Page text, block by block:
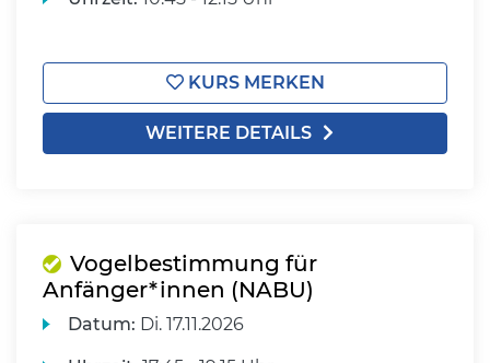
KURS MERKEN
WEITERE DETAILS
Vogelbestimmung für
Anfänger*innen (NABU)
Datum: Di. 17.11.2026